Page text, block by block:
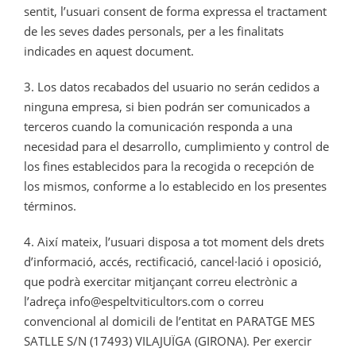
sentit, l’usuari consent de forma expressa el tractament
de les seves dades personals, per a les finalitats
indicades en aquest document.
3. Los datos recabados del usuario no serán cedidos a
ninguna empresa, si bien podrán ser comunicados a
terceros cuando la comunicación responda a una
necesidad para el desarrollo, cumplimiento y control de
los fines establecidos para la recogida o recepción de
los mismos, conforme a lo establecido en los presentes
términos.
4. Així mateix, l’usuari disposa a tot moment dels drets
d’informació, accés, rectificació, cancel·lació i oposició,
que podrà exercitar mitjançant correu electrònic a
l’adreça info@espeltviticultors.com o correu
convencional al domicili de l’entitat en PARATGE MES
SATLLE S/N (17493) VILAJUÏGA (GIRONA). Per exercir